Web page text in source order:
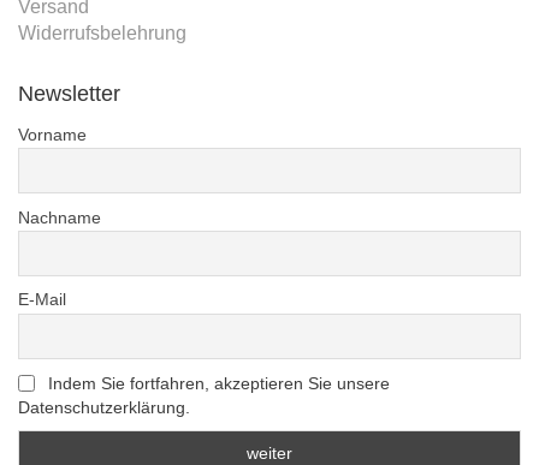
Versand
Widerrufsbelehrung
Newsletter
Vorname
Nachname
E-Mail
Indem Sie fortfahren, akzeptieren Sie unsere
Datenschutzerklärung.